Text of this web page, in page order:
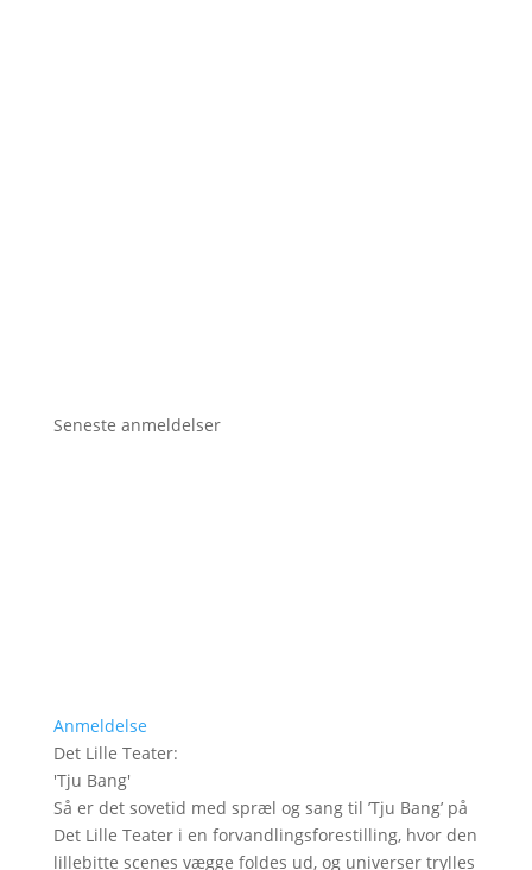
Seneste anmeldelser
Anmeldelse
Det Lille Teater:
'Tju Bang'
Så er det sovetid med spræl og sang til ’Tju Bang’ på
Det Lille Teater i en forvandlingsforestilling, hvor den
lillebitte scenes vægge foldes ud, og universer trylles